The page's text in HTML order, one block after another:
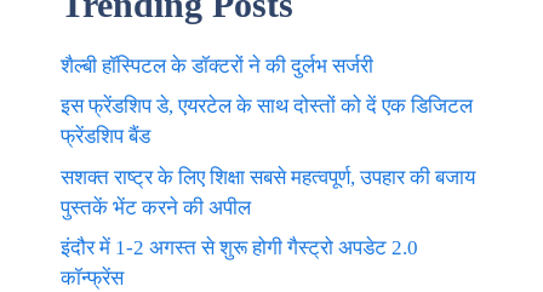
शैल्बी हॉस्पिटल के डॉक्टरों ने की दुर्लभ सर्जरी
इस फ्रेंडशिप डे, एयरटेल के साथ दोस्तों को दें एक डिजिटल
फ्रेंडशिप बैंड
सशक्त राष्ट्र के लिए शिक्षा सबसे महत्वपूर्ण, उपहार की बजाय
पुस्तकें भेंट करने की अपील
इंदौर में 1-2 अगस्त से शुरू होगी गैस्ट्रो अपडेट 2.0
कॉन्फ्रेंस